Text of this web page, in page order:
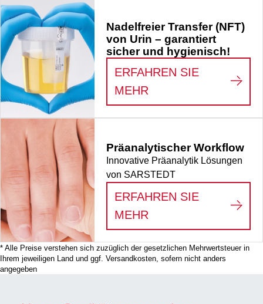
Kunststoffetikett,
steril, 1 Stück/Blister
Nadelfreier Transfer (NFT)
von Urin – garantiert
sicher und hygienisch!
ERFAHREN SIE
MEHR
NADELFREIER
Präanalytischer Workflow
Innovative Präanalytik Lösungen
von SARSTEDT
ERFAHREN SIE
MEHR
* Alle Preise verstehen sich zuzüglich der gesetzlichen Mehrwertsteuer in
Ihrem jeweiligen Land und ggf. Versandkosten, sofern nicht anders
angegeben